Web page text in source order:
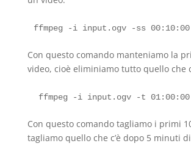
Con questo comando manteniamo la
video, cioè eliminiamo tutto quello che
Con questo comando tagliamo i primi
tagliamo quello che c’è dopo 5 minuti